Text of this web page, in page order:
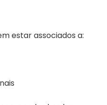
estar associados a: